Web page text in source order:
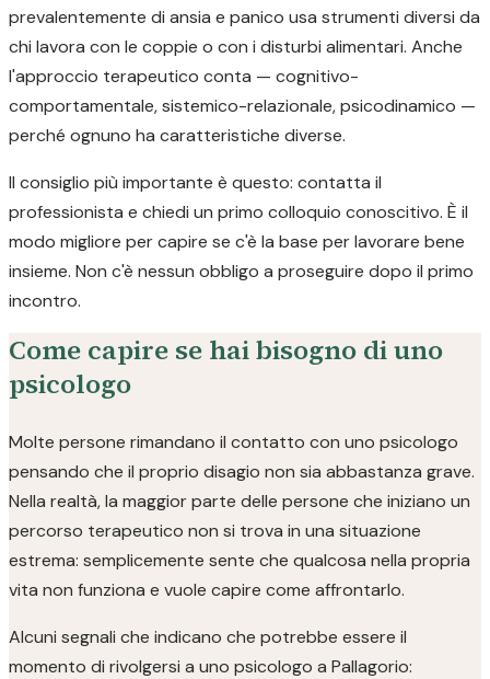
prevalentemente di ansia e panico usa strumenti diversi da
chi lavora con le coppie o con i disturbi alimentari. Anche
l'approccio terapeutico conta — cognitivo-
comportamentale, sistemico-relazionale, psicodinamico —
perché ognuno ha caratteristiche diverse.
Il consiglio più importante è questo: contatta il
professionista e chiedi un primo colloquio conoscitivo. È il
modo migliore per capire se c'è la base per lavorare bene
insieme. Non c'è nessun obbligo a proseguire dopo il primo
incontro.
Come capire se hai bisogno di uno
psicologo
Molte persone rimandano il contatto con uno psicologo
pensando che il proprio disagio non sia abbastanza grave.
Nella realtà, la maggior parte delle persone che iniziano un
percorso terapeutico non si trova in una situazione
estrema: semplicemente sente che qualcosa nella propria
vita non funziona e vuole capire come affrontarlo.
Alcuni segnali che indicano che potrebbe essere il
momento di rivolgersi a uno psicologo a Pallagorio: